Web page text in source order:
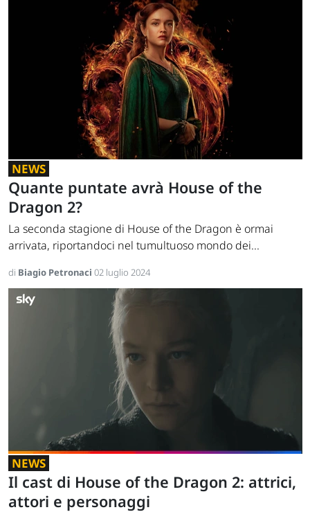
NEWS
Quante puntate avrà House of the
Dragon 2?
La seconda stagione di House of the Dragon è ormai
arrivata, riportandoci nel tumultuoso mondo dei...
di Biagio Petronaci 02 luglio 2024
NEWS
Il cast di House of the Dragon 2: attrici,
attori e personaggi